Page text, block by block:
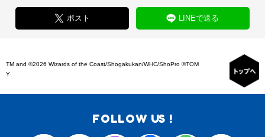
ポスト LINEで送る
TM and ©2026 Wizards of the Coast/Shogakukan/WHC/ShoPro ©TOM
Y
FOLLOW US !